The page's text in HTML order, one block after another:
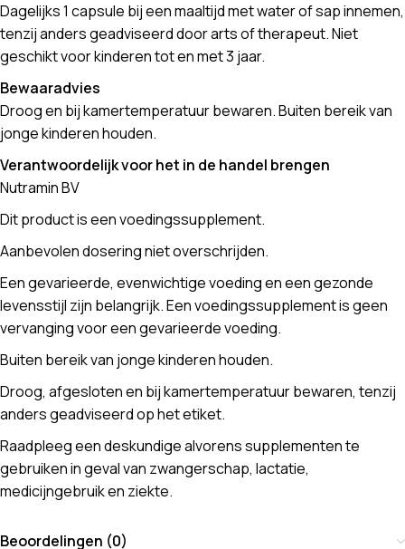
Dagelijks 1 capsule bij een maaltijd met water of sap innemen,
tenzij anders geadviseerd door arts of therapeut. Niet
geschikt voor kinderen tot en met 3 jaar.
Bewaaradvies
Droog en bij kamertemperatuur bewaren. Buiten bereik van
jonge kinderen houden.
Verantwoordelijk voor het in de handel brengen
Nutramin BV
Dit product is een voedingssupplement.
Aanbevolen dosering niet overschrijden.
Een gevarieerde, evenwichtige voeding en een gezonde
levensstijl zijn belangrijk. Een voedingssupplement is geen
vervanging voor een gevarieerde voeding.
Buiten bereik van jonge kinderen houden.
Droog, afgesloten en bij kamertemperatuur bewaren, tenzij
anders geadviseerd op het etiket.
Raadpleeg een deskundige alvorens supplementen te
gebruiken in geval van zwangerschap, lactatie,
medicijngebruik en ziekte.
Beoordelingen (0)